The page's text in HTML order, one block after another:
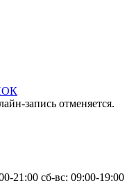
запись отменяется.
21:00 сб-вс: 09:00-19:00